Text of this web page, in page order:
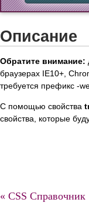
Описание
Обратите внимание:
браузерах IE10+,
требуется префикс -
С помощью свойства
свойства, которые
« CSS Справочник